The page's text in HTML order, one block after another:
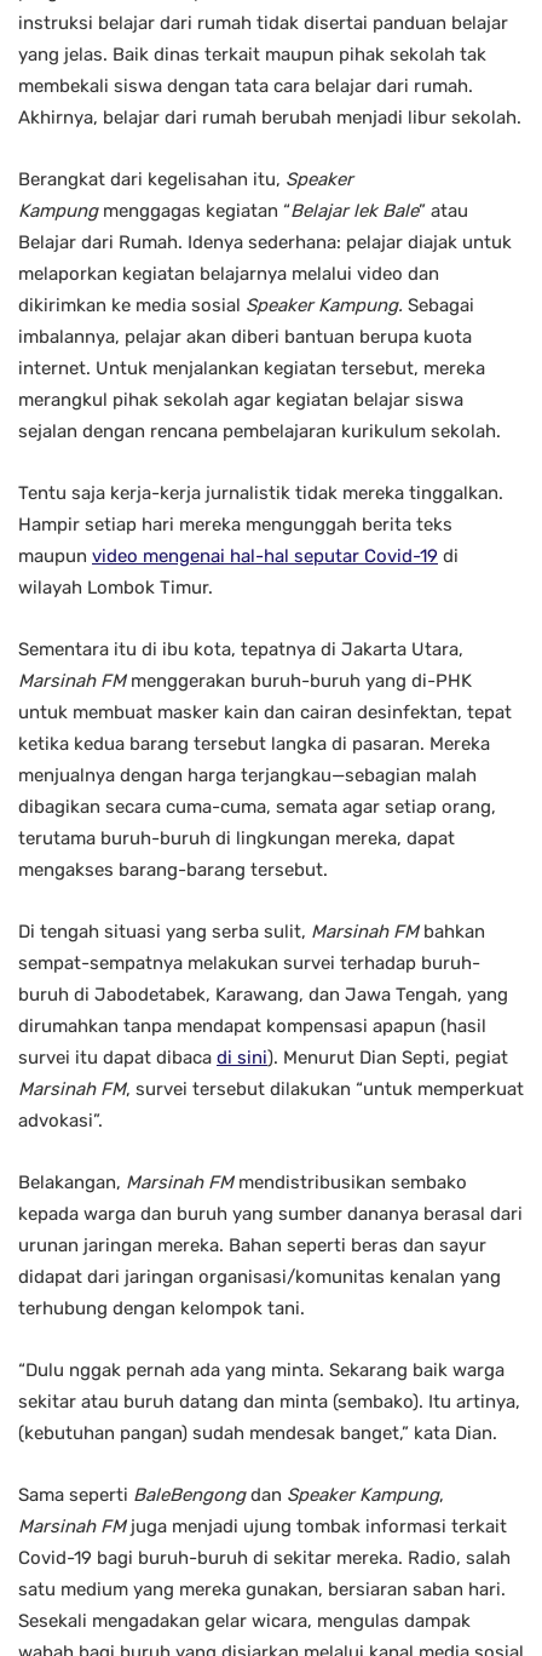
instruksi belajar dari rumah tidak disertai panduan belajar
yang jelas. Baik dinas terkait maupun pihak sekolah tak
membekali siswa dengan tata cara belajar dari rumah.
Akhirnya, belajar dari rumah berubah menjadi libur sekolah.
Berangkat dari kegelisahan itu, Speaker
Kampung menggagas kegiatan “Belajar lek Bale” atau
Belajar dari Rumah. Idenya sederhana: pelajar diajak untuk
melaporkan kegiatan belajarnya melalui video dan
dikirimkan ke media sosial Speaker Kampung. Sebagai
imbalannya, pelajar akan diberi bantuan berupa kuota
internet. Untuk menjalankan kegiatan tersebut, mereka
merangkul pihak sekolah agar kegiatan belajar siswa
sejalan dengan rencana pembelajaran kurikulum sekolah.
Tentu saja kerja-kerja jurnalistik tidak mereka tinggalkan.
Hampir setiap hari mereka mengunggah berita teks
maupun video mengenai hal-hal seputar Covid-19 di
wilayah Lombok Timur.
Sementara itu di ibu kota, tepatnya di Jakarta Utara,
Marsinah FMmenggerakan buruh-buruh yang di-PHK
untuk membuat masker kain dan cairan desinfektan, tepat
ketika kedua barang tersebut langka di pasaran. Mereka
menjualnya dengan harga terjangkau—sebagian malah
dibagikan secara cuma-cuma, semata agar setiap orang,
terutama buruh-buruh di lingkungan mereka, dapat
mengakses barang-barang tersebut.
Di tengah situasi yang serba sulit, Marsinah FMbahkan
sempat-sempatnya melakukan survei terhadap buruh-
buruh di Jabodetabek, Karawang, dan Jawa Tengah, yang
dirumahkan tanpa mendapat kompensasi apapun (hasil
survei itu dapat dibaca di sini). Menurut Dian Septi, pegiat
Marsinah FM, survei tersebut dilakukan “untuk memperkuat
advokasi”.
Belakangan, Marsinah FMmendistribusikan sembako
kepada warga dan buruh yang sumber dananya berasal dari
urunan jaringan mereka. Bahan seperti beras dan sayur
didapat dari jaringan organisasi/komunitas kenalan yang
terhubung dengan kelompok tani.
“Dulu nggak pernah ada yang minta. Sekarang baik warga
sekitar atau buruh datang dan minta (sembako). Itu artinya,
(kebutuhan pangan) sudah mendesak banget,” kata Dian.
Sama seperti BaleBengongdan Speaker Kampung,
Marsinah FMjuga menjadi ujung tombak informasi terkait
Covid-19 bagi buruh-buruh di sekitar mereka. Radio, salah
satu medium yang mereka gunakan, bersiaran saban hari.
Sesekali mengadakan gelar wicara, mengulas dampak